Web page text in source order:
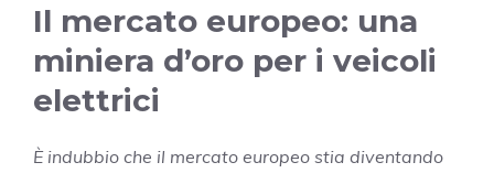
Il mercato europeo: una
miniera d’oro per i veicoli
elettrici
È indubbio che il mercato europeo stia diventando